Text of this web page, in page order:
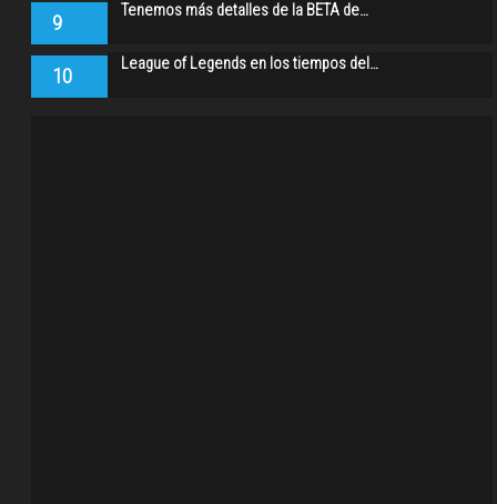
9 Tenemos más detalles de la BETA de…
10 League of Legends en los tiempos del…